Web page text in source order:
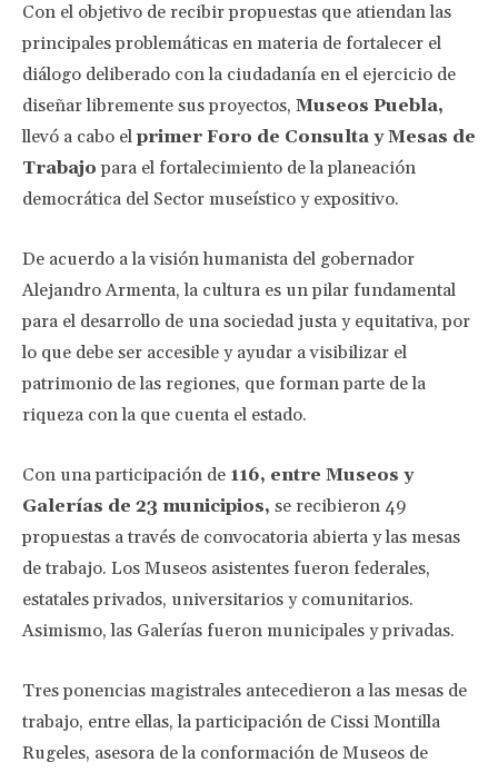
Con el objetivo de recibir propuestas que atiendan las
principales problemáticas en materia de fortalecer el
diálogo deliberado con la ciudadanía en el ejercicio de
diseñar libremente sus proyectos, Museos Puebla,
llevó a cabo elprimer Foro de Consulta y Mesas de
Trabajopara el fortalecimiento de la planeación
democrática del Sector museístico y expositivo.
De acuerdo a la visión humanista del gobernador
Alejandro Armenta, la cultura es un pilar fundamental
para el desarrollo de una sociedad justa y equitativa, por
lo que debe ser accesible y ayudar a visibilizar el
patrimonio de las regiones, que forman parte de la
riqueza con la que cuenta el estado.
Con una participación de 116, entre Museos y
Galerías de 23 municipios, se recibieron 49
propuestas a través de convocatoria abierta y las mesas
de trabajo. Los Museos asistentes fueron federales,
estatales privados, universitarios y comunitarios.
Asimismo, las Galerías fueron municipales y privadas.
Tres ponencias magistrales antecedieron a las mesas de
trabajo, entre ellas, la participación de Cissi Montilla
Rugeles, asesora de la conformación de Museos de